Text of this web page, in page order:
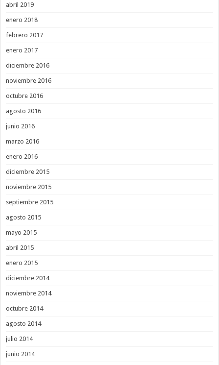
abril 2019
enero 2018
febrero 2017
enero 2017
diciembre 2016
noviembre 2016
octubre 2016
agosto 2016
junio 2016
marzo 2016
enero 2016
diciembre 2015
noviembre 2015
septiembre 2015
agosto 2015
mayo 2015
abril 2015
enero 2015
diciembre 2014
noviembre 2014
octubre 2014
agosto 2014
julio 2014
junio 2014